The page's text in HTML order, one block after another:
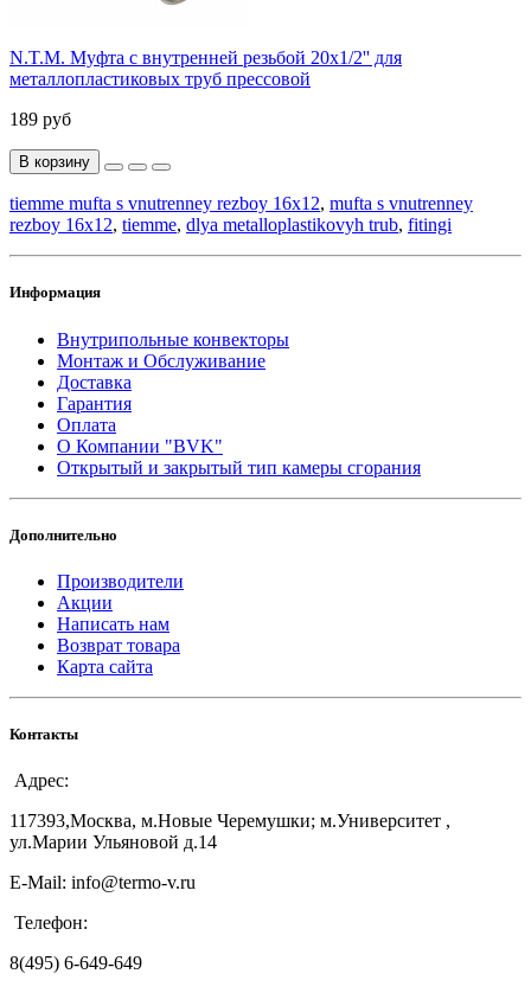
N.T.M. Муфта с внутренней резьбой 20x1/2'' для
металлопластиковых труб прессовой
189 руб
В корзину
tiemme mufta s vnutrenney rezboy 16x12, mufta s vnutrenney
rezboy 16x12, tiemme, dlya metalloplastikovyh trub, fitingi
Информация
Внутрипольные конвекторы
Монтаж и Обслуживание
Доставка
Гарантия
Оплата
О Компании "BVK"
Открытый и закрытый тип камеры сгорания
Дополнительно
Производители
Акции
Написать нам
Возврат товара
Карта сайта
Контакты
Адрес:
117393,Москва, м.Новые Черемушки; м.Университет ,
ул.Марии Ульяновой д.14
E-Mail: info@termo-v.ru
Телефон:
8(495) 6-649-649